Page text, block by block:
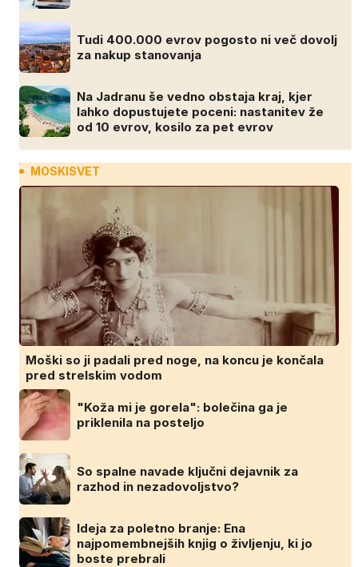
Tudi 400.000 evrov pogosto ni več dovolj
za nakup stanovanja
Na Jadranu še vedno obstaja kraj, kjer
lahko dopustujete poceni: nastanitev že
od 10 evrov, kosilo za pet evrov
MOSKISVET
Moški so ji padali pred noge, na koncu je končala
pred strelskim vodom
"Koža mi je gorela": bolečina ga je
priklenila na posteljo
So spalne navade ključni dejavnik za
razhod in nezadovoljstvo?
Ideja za poletno branje: Ena
najpomembnejših knjig o življenju, ki jo
boste prebrali